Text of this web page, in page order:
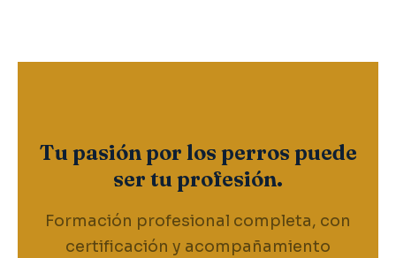
Tu pasión por los perros puede
ser tu profesión.
Formación profesional completa, con
certificación y acompañamiento